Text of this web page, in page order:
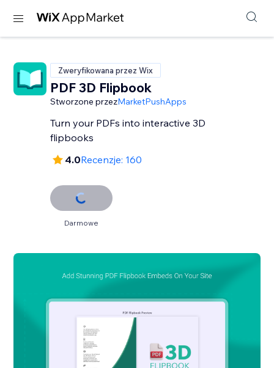
Zweryfikowana przez Wix
PDF 3D Flipbook
Stworzone przezMarketPushApps
Turn your PDFs into interactive 3D
flipbooks
4.0Recenzje: 160
Darmowe